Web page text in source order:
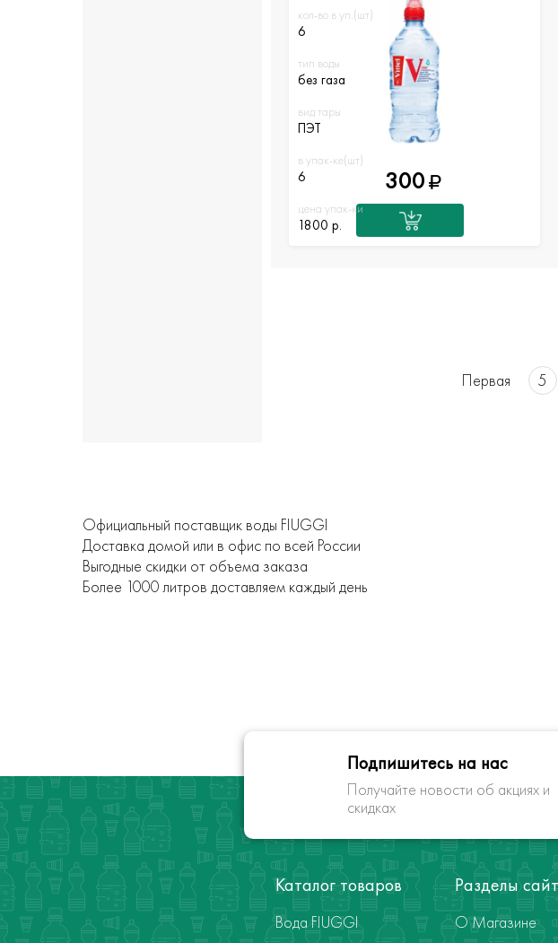
кол-во в уп.(шт)
6
тип воды
без газа
вид тары
ПЭТ
в упак-ке(шт)
6
цена упак-ки
1800 р.
300
Первая 5
Официальный поставщик воды FIUGGI
Доставка домой или в офис по всей России
Выгодные скидки от объема заказа
Более 1000 литров доставляем каждый день
Подпишитесь на нас
Получайте новости об акциях и
скидках
Каталог товаров
Вода FIUGGI
Разделы
О Магазине